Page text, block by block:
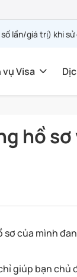
lần/giá trị) khi
vụ Visa
hồ sơ
sơ của mình
giúp bạn chủ